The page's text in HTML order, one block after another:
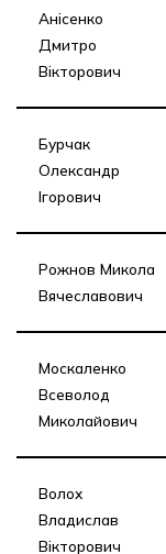
Анісенко
Дмитро
Вікторович
Бурчак
Олександр
Ігорович
Рожнов Микола
Вячеславович
Москаленко
Всеволод
Миколайович
Волох
Владислав
Вікторович